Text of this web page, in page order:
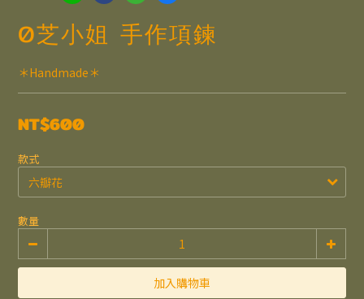
0芝小姐 手作項鍊
＊Handmade＊
NT$600
款式
數量
加入購物車